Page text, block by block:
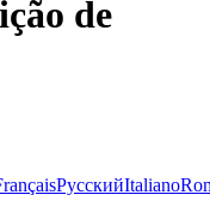
de
РусскийItaliano